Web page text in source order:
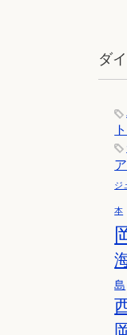
ダ
ジ
本
島